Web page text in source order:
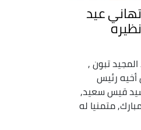
عيد
تبون ,
رئيس
قيس سعيد,
متمنيا له